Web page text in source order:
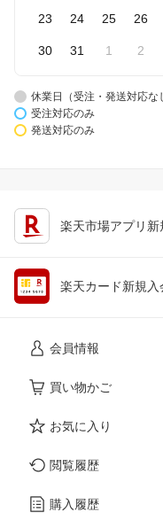
23 24 25 26
30 31 1 2
休業日（受注・発送対応な
受注対応のみ
発送対応のみ
楽天市場アプリ
楽天カード新規入
会員情報
買い物かご
お気に入り
閲覧履歴
購入履歴